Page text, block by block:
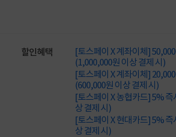
할인혜택
[토스페이 X 계좌이체]
(1,000,000원 이상 결제 시)
[토스페이 X 계좌이체]
(600,000원 이상 결제 시)
[토스페이 X 농협카드] 5% 즉
상 결제 시)
[토스페이 X 현대카드] 5% 즉
상 결제 시)